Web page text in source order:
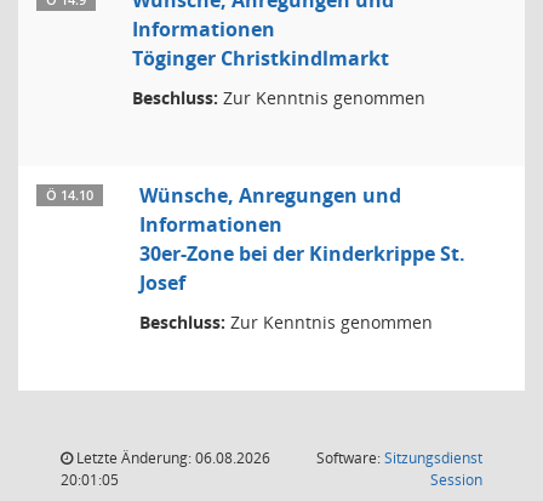
Informationen
Töginger Christkindlmarkt
Beschluss: Zur Kenntnis genommen
Ö 14.10
Wünsche, Anregungen und
Informationen
30er-Zone bei der Kinderkrippe St.
Josef
Beschluss: Zur Kenntnis genommen
Letzte Änderung: 06.08.2026
20:01:05
Software:Sitzungsdienst
Session(Wird in